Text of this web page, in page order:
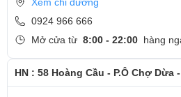
Dù máy tính có thiết kế siêu mỏng
ThinkPad X1 Carbon không hề kém
xử lý Intel thế hệ mới và card đồ họa
0924 966 666
Mở cửa từ 8:00 - 22:00 hàng
HN : 58 Hoàng Cầu - P.Ô Chợ Dừa